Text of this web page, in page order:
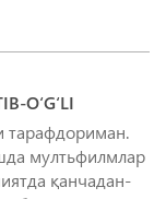
O‘G‘LI
тарафдориман.
мултьфилмлар
қанчадан-